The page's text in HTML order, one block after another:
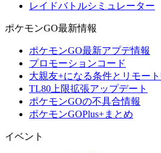
レイドバトルシミュレーター
ポケモンGO最新情報
ポケモンGO最新アプデ情報
プロモーションコード
大親友+になる条件とリモー
TL80上限拡張アップデート
ポケモンGOの不具合情報
ポケモンGOPlus+まとめ
イベント